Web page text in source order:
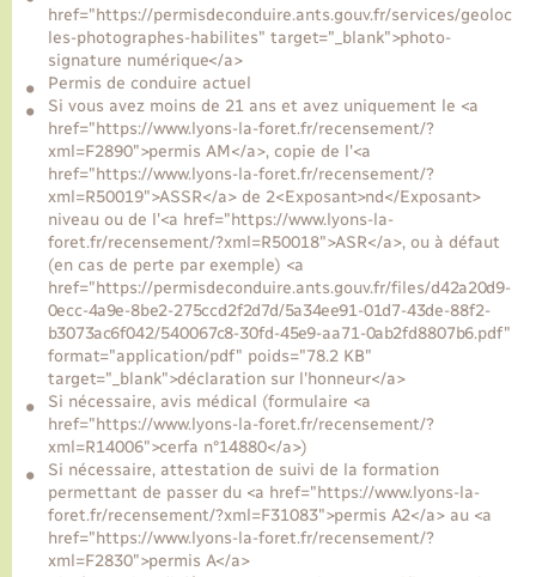
href="https://permisdeconduire.ants.gouv.fr/services/
les-photographes-habilites" target="_blank">photo-
signature numérique</a>
Permis de conduire actuel
Si vous avez moins de 21 ans et avez uniquement le <a
href="https://www.lyons-la-foret.fr/recensement/?
xml=F2890">permis AM</a>, copie de l'<a
href="https://www.lyons-la-foret.fr/recensement/?
xml=R50019">ASSR</a> de 2<Exposant>nd</Exposant>
niveau ou de l'<a href="https://www.lyons-la-
foret.fr/recensement/?xml=R50018">ASR</a>, ou à défaut
(en cas de perte par exemple) <a
href="https://permisdeconduire.ants.gouv.fr/files/d42a20d9-
0ecc-4a9e-8be2-275ccd2f2d7d/5a34ee91-01d7-43de-88f2-
b3073ac6f042/540067c8-30fd-45e9-aa71-0ab2fd8807b6.pdf"
format="application/pdf" poids="78.2 KB"
target="_blank">déclaration sur l'honneur</a>
Si nécessaire, avis médical (formulaire <a
href="https://www.lyons-la-foret.fr/recensement/?
xml=R14006">cerfa n°14880</a>)
Si nécessaire, attestation de suivi de la formation
permettant de passer du <a href="https://www.lyons-la-
foret.fr/recensement/?xml=F31083">permis A2</a> au <a
href="https://www.lyons-la-foret.fr/recensement/?
xml=F2830">permis A</a>